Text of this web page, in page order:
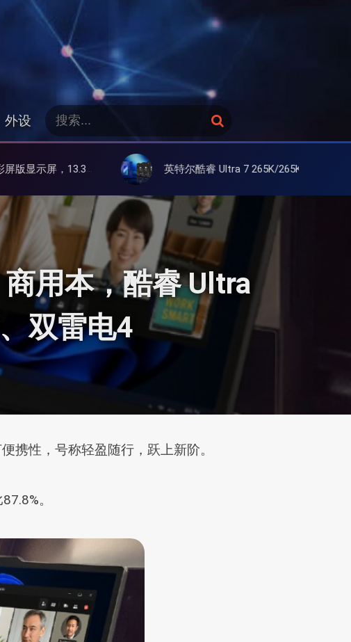
外设
搜
索
：
搜
英特尔酷睿 Ultra 7 265K/265KF 官降100美元促销，快和酷睿 Ultra 5 差不多了
用本，酷睿 Ultra
双雷电4
携性，号称轻盈随行，跃上新阶。
。